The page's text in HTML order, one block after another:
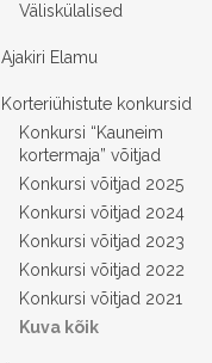
Väliskülalised
Ajakiri Elamu
Korteriühistute konkursid
Konkursi “Kauneim
kortermaja” võitjad
Konkursi võitjad 2025
Konkursi võitjad 2024
Konkursi võitjad 2023
Konkursi võitjad 2022
Konkursi võitjad 2021
Kuva kõik